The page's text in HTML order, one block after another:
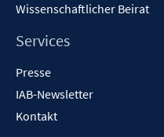
Wissenschaftlicher Beirat
Services
Presse
IAB-Newsletter
Kontakt